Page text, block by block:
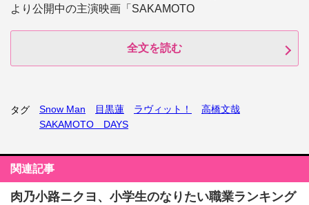
より公開中の主演映画「SAKAMOTO
全文を読む
タグ Snow Man 目黒蓮 ラヴィット！
高橋文哉
SAKAMOTO DAYS
関連記事
肉乃小路ニクヨ、小学生のなりたい職業ランキング